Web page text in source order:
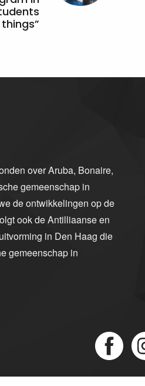
over Aruba, Bonaire,
gemeenschap in
de ontwikkelingen op de
ook de Antilliaanse en
in Den Haag die
gemeenschap in